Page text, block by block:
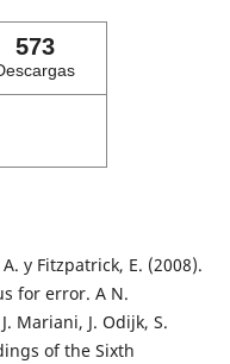
573
y Fitzpatrick, E. (2008).
for error. A N.
Mariani, J. Odijk, S.
of the Sixth